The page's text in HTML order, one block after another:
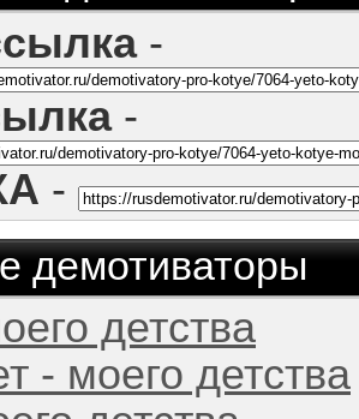
-
-
-
демотиваторы
детства
- моего детства